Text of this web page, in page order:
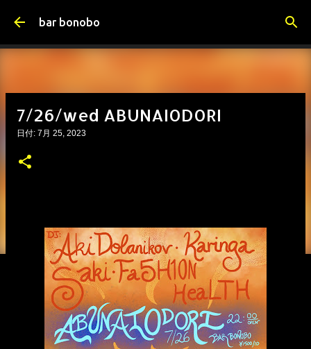
スキップしてメイン コンテンツに移動
bar bonobo
7/26/wed ABUNAIODORI
日付: 7月 25, 2023